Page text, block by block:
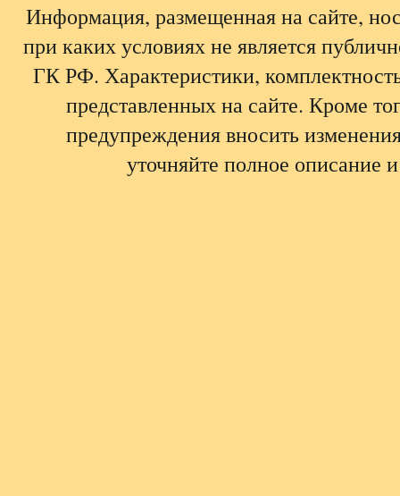
Информация, размещенная на сайте,
при каких условиях не является
ГК РФ. Характеристики,
представленных на сайте. Кроме
предупреждения вносить
уточняйте полное описание